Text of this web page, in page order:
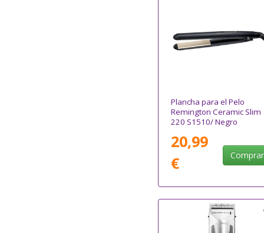
Plancha para el Pelo
Remington Ceramic Slim
220 S1510/ Negro
20,99
€
Comprar